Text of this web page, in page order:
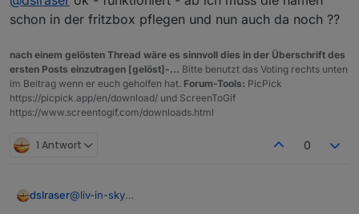
schon in der fritzbox pflegen und nun auch da noch ??
nach einem gelösten Thread wäre es sinnvoll dies in der Überschrift des
ersten Posts einzutragen [gelöst]-... Bitte benutzt das Voting rechts unten
im Beitrag wenn er euch geholfen hat. Forum-Tools: PicPick
https://picpick.app/en/download/ und ScreenToGif
https://www.screentogif.com/downloads.html
1 Antwort 0
dslraser@liv-in-sky